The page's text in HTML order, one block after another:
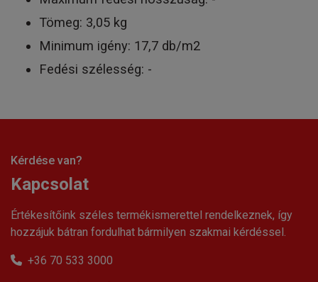
Tömeg: 3,05 kg
Minimum igény: 17,7 db/m2
Fedési szélesség: -
Kérdése van?
Kapcsolat
Értékesítőink széles termékismerettel rendelkeznek, így
hozzájuk bátran fordulhat bármilyen szakmai kérdéssel.
+36 70 533 3000